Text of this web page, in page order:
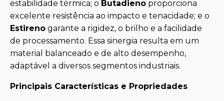
estabilidade térmica; o Butadieno proporciona
excelente resistência ao impacto e tenacidade; e o
Estireno garante a rigidez, o brilho e a facilidade
de processamento. Essa sinergia resulta em um
material balanceado e de alto desempenho,
adaptável a diversos segmentos industriais.
Principais Características e Propriedades